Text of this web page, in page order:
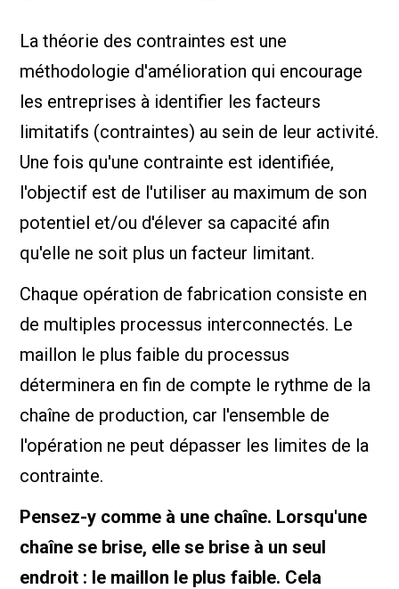
La théorie des contraintes est une
méthodologie d'amélioration qui encourage
les entreprises à identifier les facteurs
limitatifs (contraintes) au sein de leur activité.
Une fois qu'une contrainte est identifiée,
l'objectif est de l'utiliser au maximum de son
potentiel et/ou d'élever sa capacité afin
qu'elle ne soit plus un facteur limitant.
Chaque opération de fabrication consiste en
de multiples processus interconnectés. Le
maillon le plus faible du processus
déterminera en fin de compte le rythme de la
chaîne de production, car l'ensemble de
l'opération ne peut dépasser les limites de la
contrainte.
Pensez-y comme à une chaîne. Lorsqu'une
chaîne se brise, elle se brise à un seul
endroit : le maillon le plus faible. Cela